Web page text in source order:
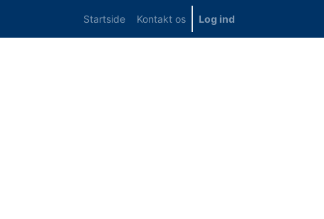
Startside Kontakt os Log ind